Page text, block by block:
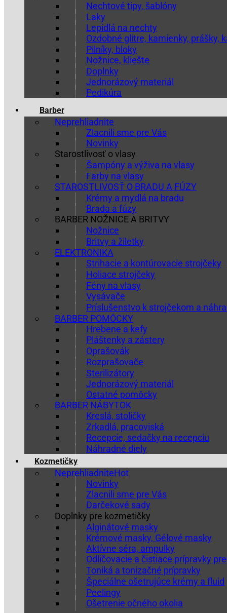
Nechtové tipy, šablóny
Laky
Lepidlá na nechty
Ozdobné glitre, kamienky, prášky,
Pilníky, bloky
Nožnice, kliešte
Doplnky
Jednorázový materiál
Pedikúra
Barber
Neprehliadnite
Zlacnili sme pre Vás
Novinky
Starostlivosť o vlasy
Šampóny a výživa na vlasy
Farby na vlasy
STAROSTLIVOSŤ O BRADU A FÚZY
Krémy a mydlá na bradu
Brada a fúzy
BARBER NOŽNICE A BRITVY
Nožnice
Britvy a žiletky
ELEKTRONIKA
Strihacie a kontúrovacie strojčeky
Holiace strojčeky
Fény na vlasy
Vysávače
Príslušenstvo k strojčekom a
BARBER POMÔCKY
Hrebene a kefy
Pláštenky a zástery
Oprašovák
Rozprašovače
Sterilizátory
Jednorázový materiál
Ostatné pomôcky
BARBER NÁBYTOK
Kreslá, stoličky
Zrkadlá, pracoviská
Recepcie, sedačky na recepciu
Náhradné diely
Kozmetičky
Neprehliadnite
Novinky
Zlacnili sme pre Vás
Darčekové sady
Doplnky pre kozmetičky
Alginátové masky
Krémové masky, Gélové masky
Aktívne séra, ampulky
Odličovacie a čistiace prípravky
Toniká a tonizačné prípravky
Špeciálne ošetrujúce krémy a fluid
Peelingy
Ošetrenie očného okolia